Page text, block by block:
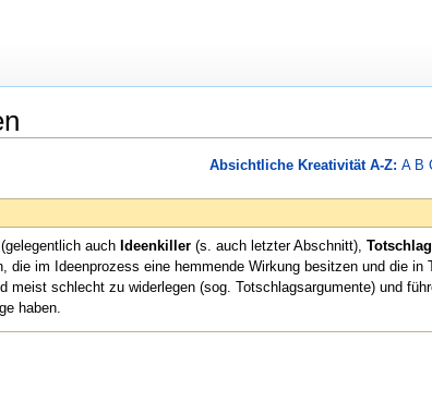
Absichtliche Kreativität A-Z: A B
(gelegentlich auch Ideenkiller (s. auch letzter Abschnitt),
die im Ideenprozess eine hemmende Wirkung besitzen und die
meist schlecht zu widerlegen (sog. Totschlagsargumente) und
haben.